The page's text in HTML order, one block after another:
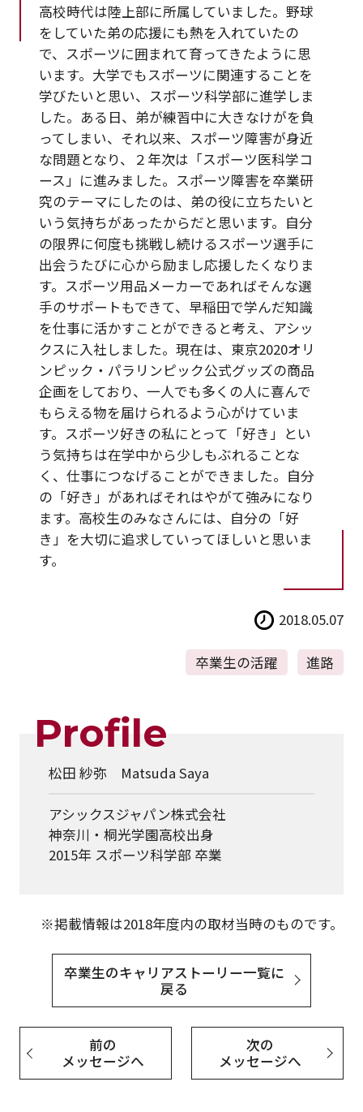
高校時代は陸上部に所属していました。野球
をしていた弟の応援にも熱を入れていたの
で、スポーツに囲まれて育ってきたように思
います。大学でもスポーツに関連することを
学びたいと思い、スポーツ科学部に進学しま
した。ある日、弟が練習中に大きなけがを負
ってしまい、それ以来、スポーツ障害が身近
な問題となり、２年次は「スポーツ医科学コ
ース」に進みました。スポーツ障害を卒業研
究のテーマにしたのは、弟の役に立ちたいと
いう気持ちがあったからだと思います。自分
の限界に何度も挑戦し続けるスポーツ選手に
出会うたびに心から励まし応援したくなりま
す。スポーツ用品メーカーであればそんな選
手のサポートもできて、早稲田で学んだ知識
を仕事に活かすことができると考え、アシッ
クスに入社しました。現在は、東京2020オリ
ンピック・パラリンピック公式グッズの商品
企画をしており、一人でも多くの人に喜んで
もらえる物を届けられるよう心がけていま
す。スポーツ好きの私にとって「好き」とい
う気持ちは在学中から少しもぶれることな
く、仕事につなげることができました。自分
の「好き」があればそれはやがて強みになり
ます。高校生のみなさんには、自分の「好
き」を大切に追求していってほしいと思いま
す。
2018.05.07
卒業生の活躍 進路
Profile
松田 紗弥 Matsuda Saya
アシックスジャパン株式会社
神奈川・桐光学園高校出身
2015年 スポーツ科学部 卒業
※掲載情報は2018年度内の取材当時のものです。
卒業生のキャリアストーリー一覧に
戻る
前の
メッセージへ
次の
メッセージへ